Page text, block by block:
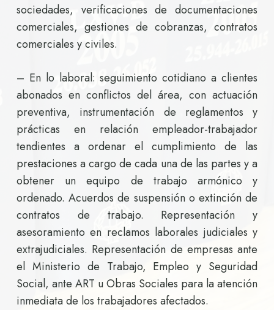
sociedades, verificaciones de documentaciones
comerciales, gestiones de cobranzas, contratos
comerciales y civiles.
– En lo laboral: seguimiento cotidiano a clientes
abonados en conflictos del área, con actuación
preventiva, instrumentación de reglamentos y
prácticas en relación empleador-trabajador
tendientes a ordenar el cumplimiento de las
prestaciones a cargo de cada una de las partes y a
obtener un equipo de trabajo armónico y
ordenado. Acuerdos de suspensión o extinción de
contratos de trabajo. Representación y
asesoramiento en reclamos laborales judiciales y
extrajudiciales. Representación de empresas ante
el Ministerio de Trabajo, Empleo y Seguridad
Social, ante ART u Obras Sociales para la atención
inmediata de los trabajadores afectados.